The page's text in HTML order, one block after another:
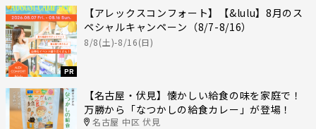
PR
【アレックスコンフォート】【&lulu】8月のス
ペシャルキャンペーン（8/7-8/16）
8/8(土)-8/16(日)
【名古屋・伏見】懐かしい給食の味を家庭で！
万勝から「なつかしの給食カレー」が登場！
名古屋 中区 伏見